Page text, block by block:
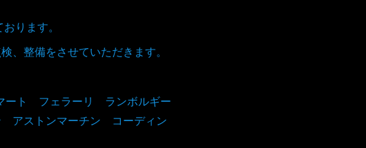
ります。
、整備をさせていただきます。
ト フェラーリ ランボルギー
ストンマーチン コーディン